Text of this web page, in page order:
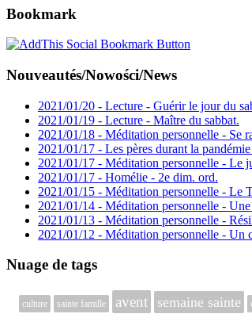
Bookmark
Nouveautés/Nowości/News
2021/01/20 - Lecture - Guérir le jour du
2021/01/19 - Lecture - Maître du sabbat.
2021/01/18 - Méditation personnelle - Se
2021/01/17 - Les pères durant la
2021/01/17 - Méditation personnelle - Le
2021/01/17 - Homélie - 2e dim. ord.
2021/01/15 - Méditation personnelle - Le
2021/01/14 - Méditation personnelle -
2021/01/13 - Méditation personnelle -
2021/01/12 - Méditation personnelle - Un
Nuage de tags
culture sainte famille avent semaine sainte